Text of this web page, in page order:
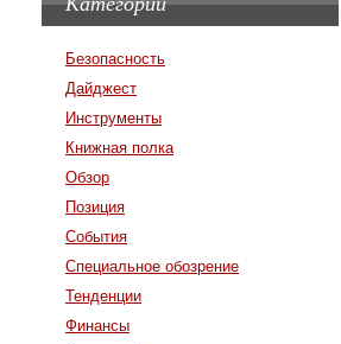
Безопасность
Дайджест
Инструменты
Книжная полка
Обзор
Позиция
События
Специальное обозрение
Тенденции
Финансы